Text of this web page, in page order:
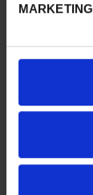
MARKETING